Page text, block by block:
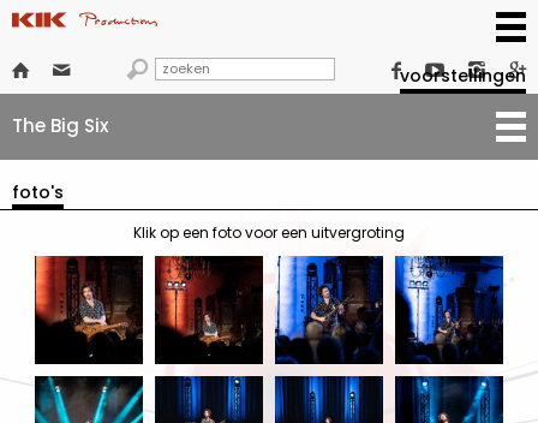
      
voorstellingen
The Big Six
foto's
Klik op een foto voor een uitvergroting